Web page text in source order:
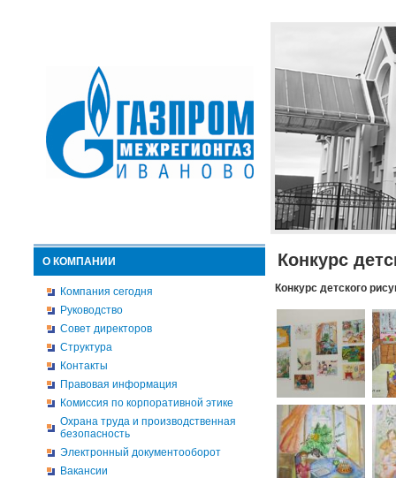
О КОМПАНИИ
Компания сегодня
Руководство
Совет директоров
Структура
Контакты
Правовая информация
Комиссия по корпоративной этике
Охрана труда и производственная
безопасность
Электронный документооборот
Вакансии
Конкурс
Конкурс детского